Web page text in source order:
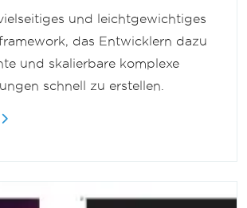
und leichtgewichtiges
das Entwicklern dazu
und skalierbare komplexe
schnell zu erstellen.